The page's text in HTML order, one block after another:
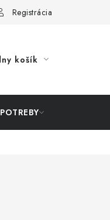
Registrácia
košík